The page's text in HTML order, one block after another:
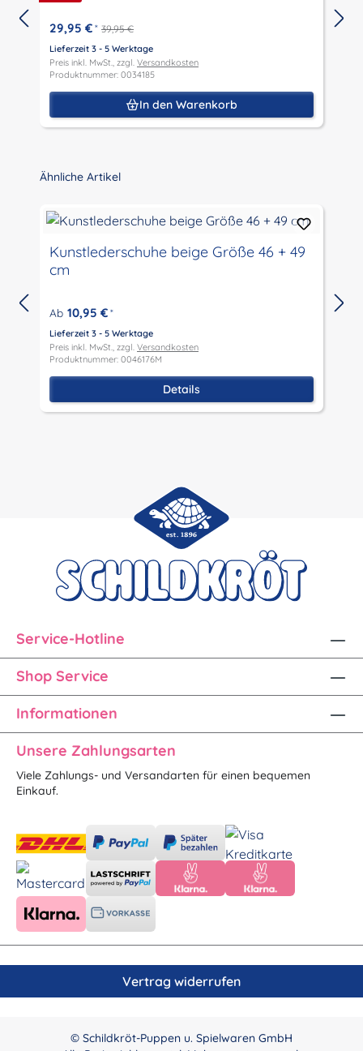
29,95 € * 39,95 €
Lieferzeit 3 - 5 Werktage
Preis inkl. MwSt., zzgl. Versandkosten
Produktnummer: 0034185
In den Warenkorb
Produktgalerie überspringen
Ähnliche Artikel
Kunstlederschuhe beige Größe 46 + 49
cm
Ab 10,95 € *
Lieferzeit 3 - 5 Werktage
Preis inkl. MwSt., zzgl. Versandkosten
Produktnummer: 0046176M
Details
Service-Hotline
Shop Service
Informationen
Unsere Zahlungsarten
Viele Zahlungs- und Versandarten für einen bequemen
Einkauf.
Vertrag widerrufen
© Schildkröt-Puppen u. Spielwaren GmbH